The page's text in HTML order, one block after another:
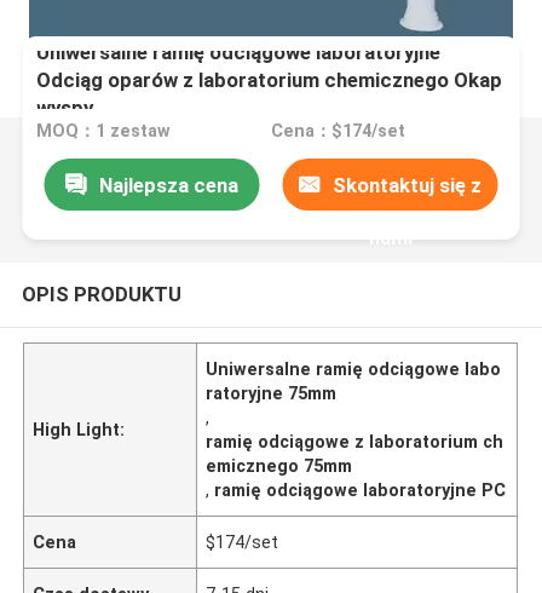
Uniwersalne ramię odciągowe laboratoryjne
Odciąg oparów z laboratorium chemicznego Okap
wyspy
MOQ：1 zestaw Cena：$174/set
Najlepsza cena Skontaktuj się z
nami
OPIS PRODUKTU
High Light:
Uniwersalne ramię odciągowe labo
ratoryjne 75mm
,
ramię odciągowe z laboratorium ch
emicznego 75mm
, ramię odciągowe laboratoryjne PC
Cena $174/set